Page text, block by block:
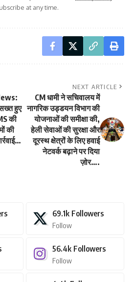
at any time.
हुए
की
की
NEXT ARTICLE
CM धामी ने सचिवालय में
नागरिक उड्डयन विभाग की
योजनाओं की समीक्षा की,
हेली सेवाओं की सुरक्षा और
दूरस्थ क्षेत्रों के लिए हवाई
नेटवर्क बढ़ाने पर दिया
ज़ोर….
69.1k Followers
Follow
56.4k Followers
Follow